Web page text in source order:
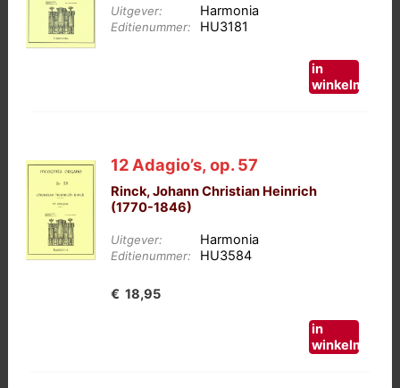
Uitgever: Harmonia
Editienummer: HU3181
in
winkelmand
12 Adagio’s, op. 57
Rinck, Johann Christian Heinrich
(1770-1846)
Uitgever: Harmonia
Editienummer: HU3584
€ 18,95
in
winkelmand